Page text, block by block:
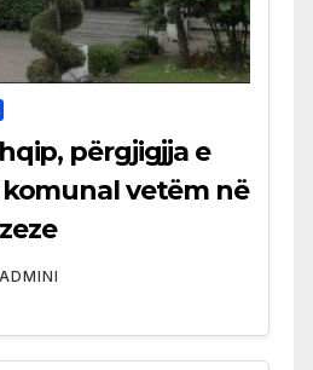
përgjigjja e
vetëm në
ADMINI